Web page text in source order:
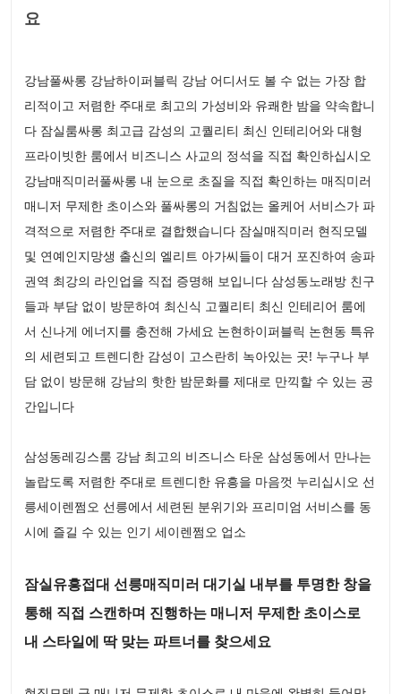
요
강남풀싸롱 강남하이퍼블릭 강남 어디서도 볼 수 없는 가장 합
리적이고 저렴한 주대로 최고의 가성비와 유쾌한 밤을 약속합니
다 잠실룸싸롱 최고급 감성의 고퀄리티 최신 인테리어와 대형
프라이빗한 룸에서 비즈니스 사교의 정석을 직접 확인하십시오
강남매직미러풀싸롱 내 눈으로 초질을 직접 확인하는 매직미러
매니저 무제한 초이스와 풀싸롱의 거침없는 올케어 서비스가 파
격적으로 저렴한 주대로 결합했습니다 잠실매직미러 현직모델
및 연예인지망생 출신의 엘리트 아가씨들이 대거 포진하여 송파
권역 최강의 라인업을 직접 증명해 보입니다 삼성동노래방 친구
들과 부담 없이 방문하여 최신식 고퀄리티 최신 인테리어 룸에
서 신나게 에너지를 충전해 가세요 논현하이퍼블릭 논현동 특유
의 세련되고 트렌디한 감성이 고스란히 녹아있는 곳! 누구나 부
담 없이 방문해 강남의 핫한 밤문화를 제대로 만끽할 수 있는 공
간입니다
삼성동레깅스룸 강남 최고의 비즈니스 타운 삼성동에서 만나는
놀랍도록 저렴한 주대로 트렌디한 유흥을 마음껏 누리십시오 선
릉세이렌쩜오 선릉에서 세련된 분위기와 프리미엄 서비스를 동
시에 즐길 수 있는 인기 세이렌쩜오 업소
잠실유흥접대 선릉매직미러 대기실 내부를 투명한 창을
통해 직접 스캔하며 진행하는 매니저 무제한 초이스로
내 스타일에 딱 맞는 파트너를 찾으세요